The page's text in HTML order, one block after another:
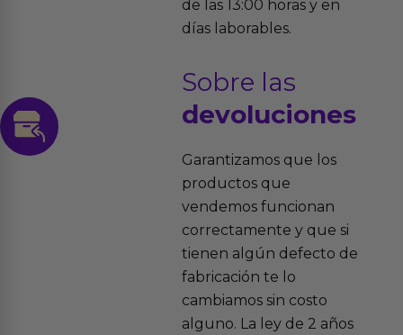
de las 13:00 horas y en
días laborables.
Sobre las
devoluciones
Garantizamos que los
productos que
vendemos funcionan
correctamente y que si
tienen algún defecto de
fabricación te lo
cambiamos sin costo
alguno. La ley de 2 años